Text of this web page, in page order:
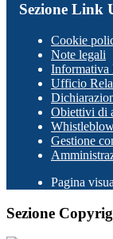
Sezione Link
Cookie
Note legali
Informativa
Ufficio
Obiettivi di
Gestione
Pagina
Sezione